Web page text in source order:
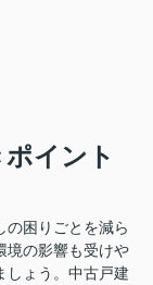
イント
の困りごとを減ら
境の影響も受けや
しょう。中古戸建